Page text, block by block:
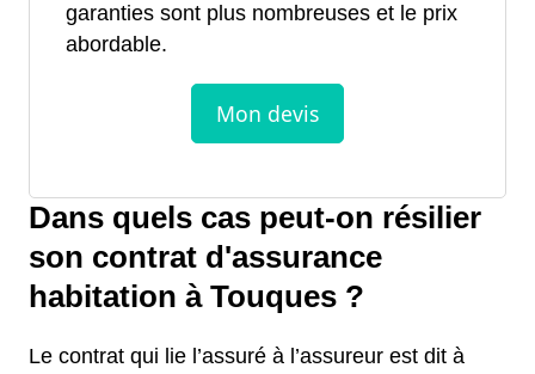
garanties sont plus nombreuses et le prix
abordable.
Dans quels cas peut-on résilier
son contrat d'assurance
habitation à Touques ?
Le contrat qui lie l’assuré à l’assureur est dit à